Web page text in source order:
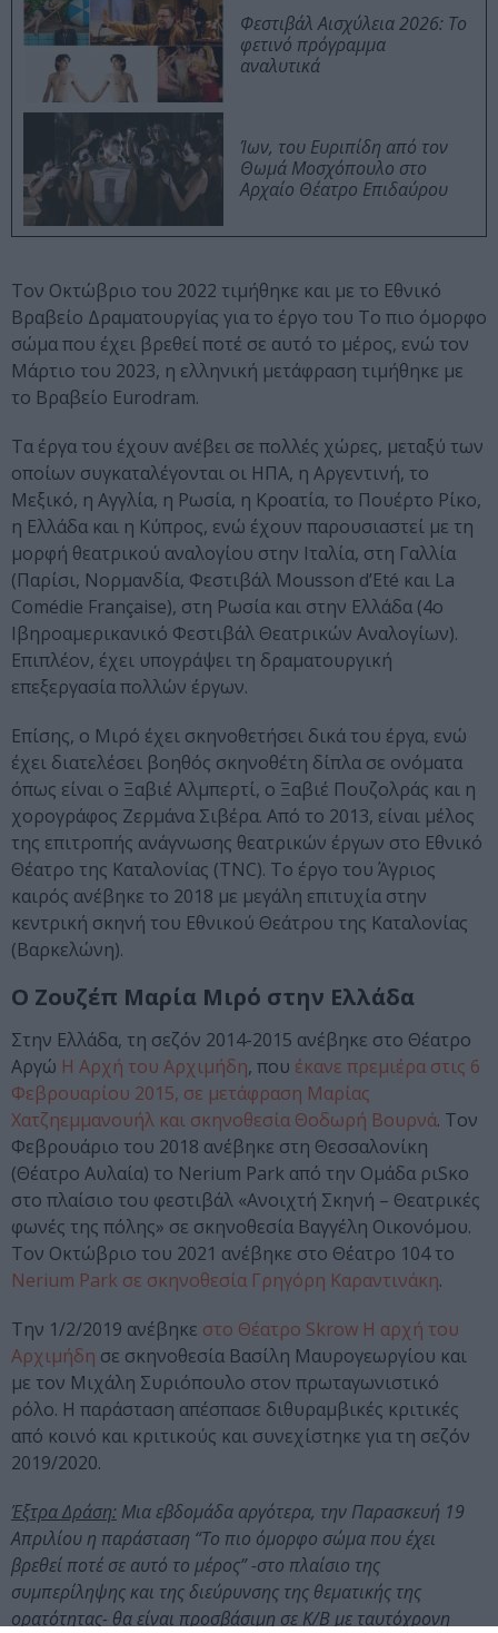
Φεστιβάλ Αισχύλεια 2026: Το
φετινό πρόγραμμα
αναλυτικά
Ίων, του Ευριπίδη από τον
Θωμά Μοσχόπουλο στο
Αρχαίο Θέατρο Επιδαύρου
Τον Οκτώβριο του 2022 τιμήθηκε και με το Εθνικό
Βραβείο Δραματουργίας για το έργο του Το πιο όμορφο
σώμα που έχει βρεθεί ποτέ σε αυτό το μέρος, ενώ τον
Μάρτιο του 2023, η ελληνική μετάφραση τιμήθηκε με
το Βραβείο Eurodram.
Τα έργα του έχουν ανέβει σε πολλές χώρες, μεταξύ των
οποίων συγκαταλέγονται οι ΗΠΑ, η Αργεντινή, το
Μεξικό, η Αγγλία, η Ρωσία, η Κροατία, το Πουέρτο Ρίκο,
η Ελλάδα και η Κύπρος, ενώ έχουν παρουσιαστεί με τη
μορφή θεατρικού αναλογίου στην Ιταλία, στη Γαλλία
(Παρίσι, Νορμανδία, Φεστιβάλ Mousson d’Eté και La
Comédie Française), στη Ρωσία και στην Ελλάδα (4ο
Ιβηροαμερικανικό Φεστιβάλ Θεατρικών Αναλογίων).
Επιπλέον, έχει υπογράψει τη δραματουργική
επεξεργασία πολλών έργων.
Επίσης, ο Μιρό έχει σκηνοθετήσει δικά του έργα, ενώ
έχει διατελέσει βοηθός σκηνοθέτη δίπλα σε ονόματα
όπως είναι ο Ξαβιέ Αλμπερτί, ο Ξαβιέ Πουζολράς και η
χορογράφος Ζερμάνα Σιβέρα. Από το 2013, είναι μέλος
της επιτροπής ανάγνωσης θεατρικών έργων στο Εθνικό
Θέατρο της Καταλονίας (TNC). Το έργο του Άγριος
καιρός ανέβηκε το 2018 με μεγάλη επιτυχία στην
κεντρική σκηνή του Εθνικού Θεάτρου της Καταλονίας
(Βαρκελώνη).
Ο Ζουζέπ Μαρία Μιρό στην Ελλάδα
Στην Ελλάδα, τη σεζόν 2014-2015 ανέβηκε στο Θέατρο
Αργώ Η Αρχή του Αρχιμήδη, που έκανε πρεμιέρα στις 6
Φεβρουαρίου 2015, σε μετάφραση Μαρίας
Χατζηεμμανουήλ και σκηνοθεσία Θοδωρή Βουρνά. Τον
Φεβρουάριο του 2018 ανέβηκε στη Θεσσαλονίκη
(Θέατρο Αυλαία) το Nerium Park από την Ομάδα ριSκο
στο πλαίσιο του φεστιβάλ «Ανοιχτή Σκηνή – Θεατρικές
φωνές της πόλης» σε σκηνοθεσία Βαγγέλη Οικονόμου.
Τον Οκτώβριο του 2021 ανέβηκε στο Θέατρο 104 το
Nerium Park σε σκηνοθεσία Γρηγόρη Καραντινάκη.
Την 1/2/2019 ανέβηκε στο Θέατρο Skrow Η αρχή του
Αρχιμήδη σε σκηνοθεσία Βασίλη Μαυρογεωργίου και
με τον Μιχάλη Συριόπουλο στον πρωταγωνιστικό
ρόλο. Η παράσταση απέσπασε διθυραμβικές κριτικές
από κοινό και κριτικούς και συνεχίστηκε για τη σεζόν
2019/2020.
Έξτρα Δράση: Mια εβδομάδα αργότερα, την Παρασκευή 19
Απριλίου η παράσταση “Το πιο όμορφο σώμα που έχει
βρεθεί ποτέ σε αυτό το μέρος” -στο πλαίσιο της
συμπερίληψης και της διεύρυνσης της θεματικής της
ορατότητας- θα είναι προσβάσιμη σε Κ/Β με ταυτόχρονη